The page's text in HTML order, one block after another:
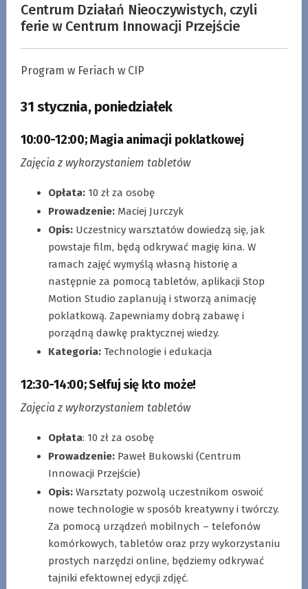
Centrum Działań Nieoczywistych, czyli
ferie w Centrum Innowacji Przejście
Program w Feriach w CIP
31 stycznia, poniedziałek
10:00-12:00;Magia animacji poklatkowej
Zajęcia z wykorzystaniem tabletów
Opłata:10 zł za osobę
Prowadzenie:Maciej Jurczyk
Opis:Uczestnicy warsztatów dowiedzą się, jak
powstaje film, będą odkrywać magię kina. W
ramach zajęć wymyślą własną historię a
następnie za pomocą tabletów, aplikacji Stop
Motion Studio zaplanują i stworzą animację
poklatkową. Zapewniamy dobrą zabawę i
porządną dawkę praktycznej wiedzy.
Kategoria:Technologie i edukacja
12:30-14:00;Selfuj się kto może!
Zajęcia z wykorzystaniem tabletów
Opłata: 10 zł za osobę
Prowadzenie:Paweł Bukowski (Centrum
Innowacji Przejście)
Opis:Warsztaty pozwolą uczestnikom oswoić
nowe technologie w sposób kreatywny i twórczy.
Za pomocą urządzeń mobilnych – telefonów
komórkowych, tabletów oraz przy wykorzystaniu
prostych narzędzi online, będziemy odkrywać
tajniki efektownej edycji zdjęć.